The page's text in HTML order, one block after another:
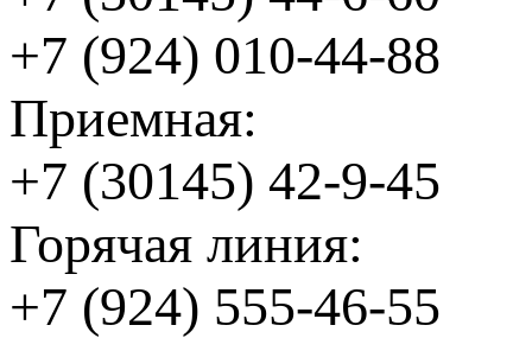
+7 (924) 010-44-88
Приемная:
+7 (30145) 42-9-45
Горячая линия:
+7 (924) 555-46-55